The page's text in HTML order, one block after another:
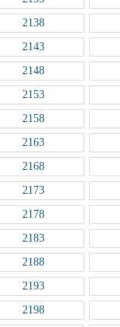
2138
2143
2148
2153
2158
2163
2168
2173
2178
2183
2188
2193
2198